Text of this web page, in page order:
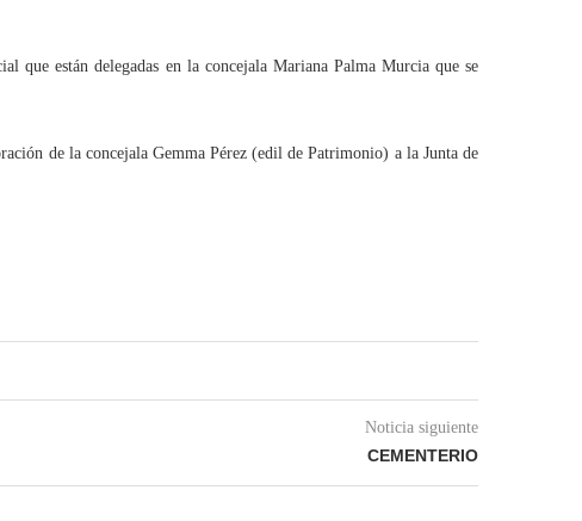
que están delegadas en la concejala Mariana Palma Murcia que se
de la concejala Gemma Pérez (edil de Patrimonio) a la Junta de
Noticia siguiente
CEMENTERIO